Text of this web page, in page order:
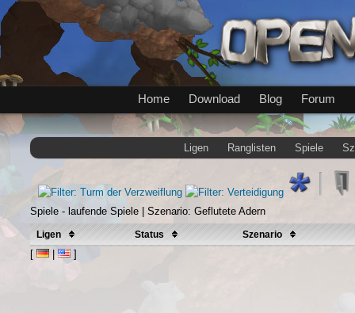
Home Download Blog Forum
Ligen Ranglisten Spiele
Spiele - laufende Spiele | Szenario: Geflutete Adern
Ligen Status Szenario
[ | ]